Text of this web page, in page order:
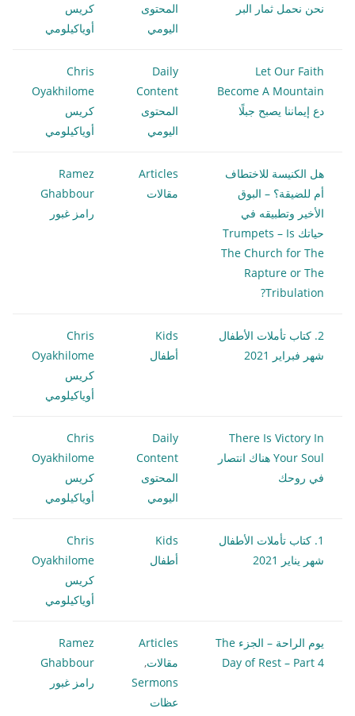
نحن نحمل ثمار البر
المحتوى
اليومي
كريس
أوياكيلومي
Let Our Faith
Become A Mountain
دع إيماننا يصبح جبلًا
Daily
Content
المحتوى
اليومي
Chris
Oyakhilome
كريس
أوياكيلومي
هل الكنيسة للاختطاف
أم للضيقة؟ – البوق
الأخير وتطبيقه في
حياتك Trumpets – Is
The Church for The
Rapture or The
Tribulation?
Articles
مقالات
Ramez
Ghabbour
رامز غبور
2. كتاب تأملات الأطفال
شهر فبراير 2021
Kids
أطفال
Chris
Oyakhilome
كريس
أوياكيلومي
There Is Victory In
Your Soul هناك انتصار
في روحك
Daily
Content
المحتوى
اليومي
Chris
Oyakhilome
كريس
أوياكيلومي
1. كتاب تأملات الأطفال
شهر يناير 2021
Kids
أطفال
Chris
Oyakhilome
كريس
أوياكيلومي
يوم الراحة – الجزء The
Day of Rest – Part 4
Articles
مقالات,
Sermons
عظات
Ramez
Ghabbour
رامز غبور